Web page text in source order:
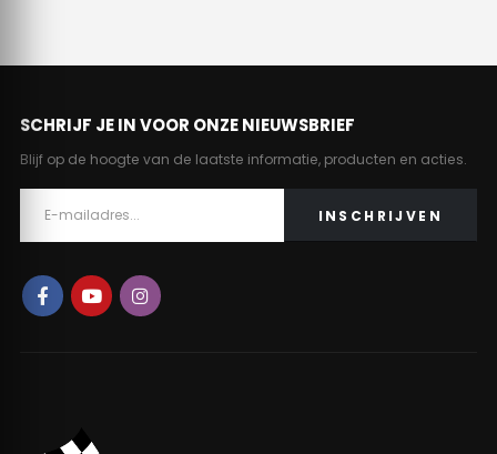
SCHRIJF JE IN VOOR ONZE NIEUWSBRIEF
Blijf op de hoogte van de laatste informatie, producten en acties.